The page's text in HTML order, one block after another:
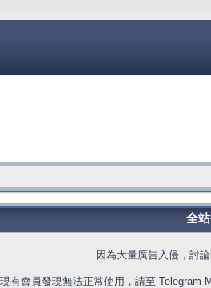
全
因為大量廣告入侵，討
有會員發現無法正常使用，請至 Telegram